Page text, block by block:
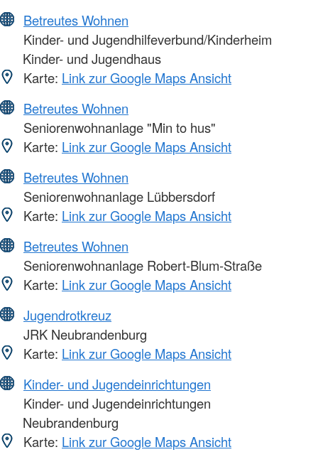
Betreutes Wohnen
Kinder- und Jugendhilfeverbund/Kinderheim
Kinder- und Jugendhaus
Karte: Link zur Google Maps Ansicht
Betreutes Wohnen
Seniorenwohnanlage "Min to hus"
Karte: Link zur Google Maps Ansicht
Betreutes Wohnen
Seniorenwohnanlage Lübbersdorf
Karte: Link zur Google Maps Ansicht
Betreutes Wohnen
Seniorenwohnanlage Robert-Blum-Straße
Karte: Link zur Google Maps Ansicht
Jugendrotkreuz
JRK Neubrandenburg
Karte: Link zur Google Maps Ansicht
Kinder- und Jugendeinrichtungen
Kinder- und Jugendeinrichtungen
Neubrandenburg
Karte: Link zur Google Maps Ansicht